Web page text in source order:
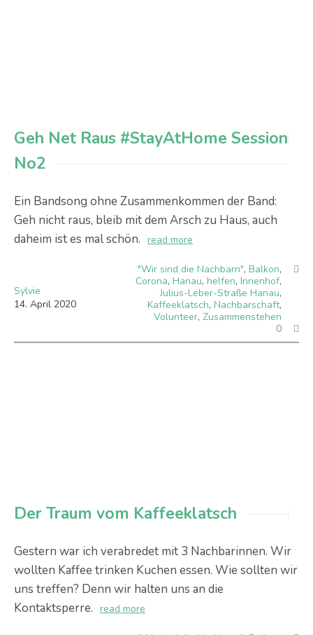
Geh Net Raus #StayAtHome Session
No2
Ein Bandsong ohne Zusammenkommen der Band:
Geh nicht raus, bleib mit dem Arsch zu Haus, auch
daheim ist es mal schön. read more
Sylvie
14. April 2020
"Wir sind die Nachbarn", Balkon,
Corona, Hanau, helfen, Innenhof,
Julius-Leber-Straße Hanau,
Kaffeeklatsch, Nachbarschaft,
Volunteer, Zusammenstehen
0
Der Traum vom Kaffeeklatsch
Gestern war ich verabredet mit 3 Nachbarinnen. Wir
wollten Kaffee trinken Kuchen essen. Wie sollten wir
uns treffen? Denn wir halten uns an die
Kontaktsperre. read more